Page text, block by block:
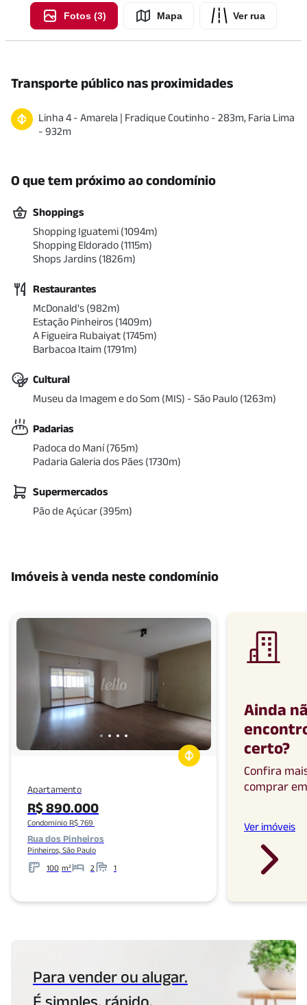
Fotos (3) Mapa Ver rua
Transporte público nas proximidades
Linha 4 - Amarela | Fradique Coutinho - 283m, Faria Lima
- 932m
O que tem próximo ao condomínio
Shoppings
Shopping Iguatemi (1094m)
Shopping Eldorado (1115m)
Shops Jardins (1826m)
Restaurantes
McDonald's (982m)
Estação Pinheiros (1409m)
A Figueira Rubaiyat (1745m)
Barbacoa Itaim (1791m)
Cultural
Museu da Imagem e do Som (MIS) - São Paulo (1263m)
Padarias
Padoca do Maní(765m)
Padaria Galeria dos Pães (1730m)
Supermercados
Pão de Açúcar (395m)
Imóveis à venda neste condomínio
Apartamento
R$ 890.000
Condomínio R$ 769
Rua dos Pinheiros
Pinheiros, São Paulo
100 m²
Metros 2 1
Banheiros
Ainda
certo?
Confira
comprar
Ver imóveis
Para vender ou alugar.
É simples, rápido,